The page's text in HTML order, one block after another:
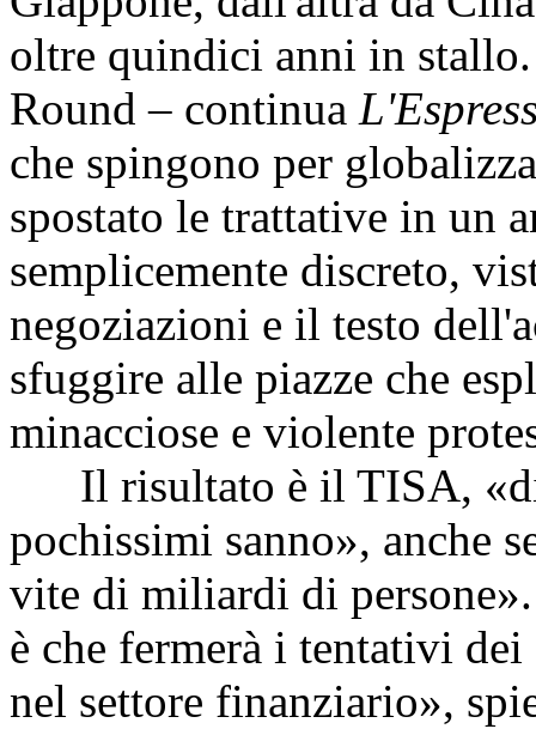
oltre quindici anni in
Round – continua
che spingono per
spostato le trattative in un
semplicemente discreto,
negoziazioni e il testo
sfuggire alle piazze che
minacciose e violente
Il risultato è il TISA, «di
pochissimi sanno», anche
vite di miliardi di
è che fermerà i tentativi
nel settore finanziario»,